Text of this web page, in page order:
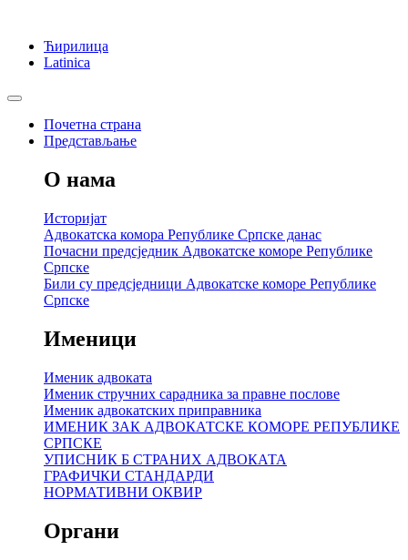
Ћирилица
Latinica
Почетна страна
Представљање
О нама
Историјат
Адвокатска комора Републике Српске данас
Почасни предсједник Адвокатске коморе Републике
Српске
Били су предсједници Адвокатске коморе Републике
Српске
Именици
Именик адвоката
Именик стручних сарадника за правне послове
Именик адвокатских приправника
ИМЕНИК ЗАК АДВОКАТСКЕ КОМОРЕ РЕПУБЛИКЕ
СРПСКЕ
УПИСНИК Б СТРАНИХ АДВОКАТА
ГРАФИЧКИ СТАНДАРДИ
НОРМАТИВНИ ОКВИР
Органи